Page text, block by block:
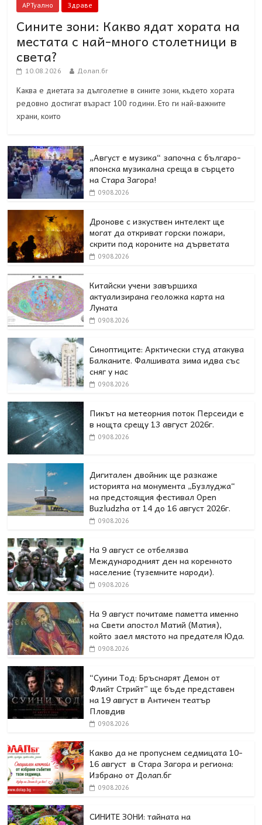
АРТуално Здраве
Сините зони: Какво ядат хората на
местата с най-много столетници в
света?
10.08.2026 Долап.бг
Каква е диетата за дълголетие в сините зони, където хората
редовно достигат възраст 100 години. Ето ги най-важните
храни, които
„Август е музика“ започна с българо-
японска музикална среща в сърцето
на Стара Загора!
09.08.2026
Дронове с изкуствен интелект ще
могат да откриват горски пожари,
скрити под короните на дърветата
09.08.2026
Китайски учени завършиха
актуализирана геоложка карта на
Луната
09.08.2026
Синоптиците: Арктически студ атакува
Балканите. Фалшивата зима идва със
сняг у нас
09.08.2026
Пикът на метеорния поток Персеиди е
в нощта срещу 13 август 2026г.
09.08.2026
Дигитален двойник ще разкаже
историята на монумента „Бузлуджа“
на предстоящия фестивал Open
Buzludzha от 14 до 16 август 2026г.
09.08.2026
На 9 август се отбелязва
Международният ден на коренното
население (туземните народи).
09.08.2026
На 9 август почитаме паметта именно
на Свети апостол Матий (Матия),
който заел мястото на предателя Юда.
09.08.2026
“Суини Тод: Бръснарят Демон от
Флийт Стрийт” ще бъде представен
на 19 август в Античен театър
Пловдив
09.08.2026
Какво да не пропуснем седмицата 10-
16 август в Стара Загора и региона:
Избрано от Долап.бг
09.08.2026
СИНИТЕ ЗОНИ: тайната на